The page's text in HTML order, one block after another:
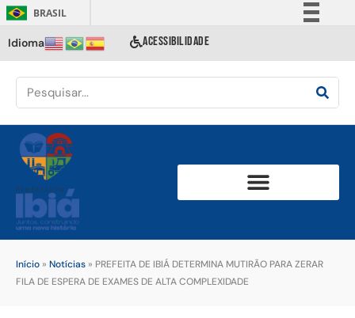
BRASIL
Comunica BR
Acesso à informação
Idioma ACESSIBILIDADE
Início » Notícias » PREFEITA DE IBIÁ DETERMINA MUTIRÃO PARA ZERAR
FILA DE ESPERA DE EXAMES DE ALTA COMPLEXIDADE